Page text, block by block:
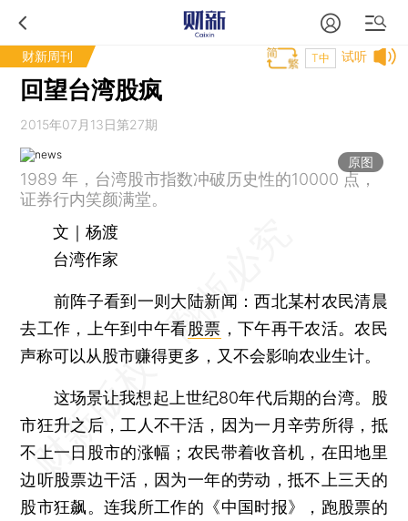
财新周刊 试听
T中
回望台湾股疯
2015年07月13日第27期
原图
1989 年，台湾股市指数冲破历史性的10000 点，
证券行内笑颜满堂。
文｜杨渡
台湾作家
前阵子看到一则大陆新闻：西北某村农民清晨
去工作，上午到中午看股票 ，下午再干农活。农民
声称可以从股市赚得更多，又不会影响农业生计。
这场景让我想起上世纪80年代后期的台湾。股
市狂升之后，工人不干活，因为一月辛劳所得，抵
不上一日股市的涨幅；农民带着收音机，在田地里
边听股票边干活，因为一年的劳动，抵不上三天的
股市狂飙。连我所工作的《中国时报》，跑股票的